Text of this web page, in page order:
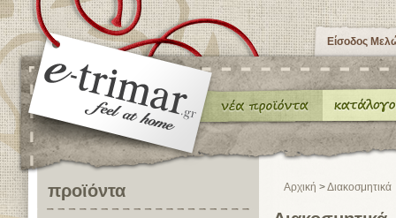
Είσοδος
προϊόντα Αρχική >Διακοσμητικά